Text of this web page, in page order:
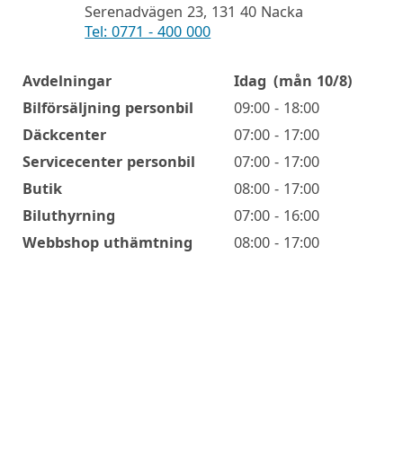
Serenadvägen 23, 131 40 Nacka
Tel: 0771 - 400 000
Öppettider
Avdelningar Idag (mån 10/8)
Bilförsäljning personbil
09:00 - 18:00
Däckcenter
07:00 - 17:00
Servicecenter personbil
07:00 - 17:00
Butik
08:00 - 17:00
Biluthyrning
07:00 - 16:00
Webbshop uthämtning
08:00 - 17:00